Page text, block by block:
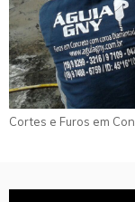
Cortes e Furos em